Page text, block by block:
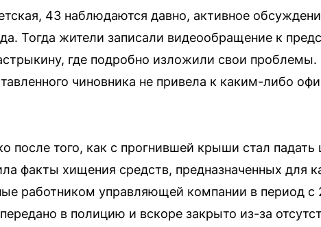
43 наблюдаются давно, активное
Тогда жители записали видеообращение к
где подробно изложили свои проблемы.
чиновника не привела к каким-либо
после того, как с прогнившей крыши стал
факты хищения средств, предназначенных для
работником управляющей компании в период с
в полицию и вскоре закрыто из-за